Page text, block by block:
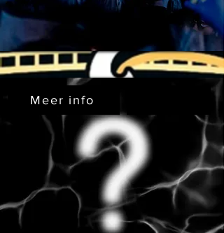
Tattoostand op
jouw evenement?
Meer info